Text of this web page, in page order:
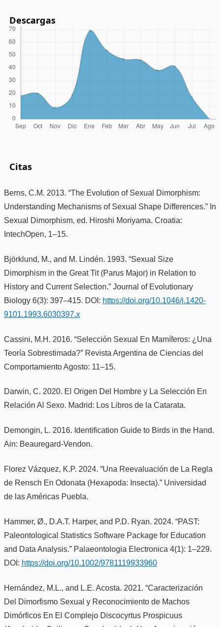
Descargas
Citas
Berns, C.M. 2013. “The Evolution of Sexual Dimorphism:
Understanding Mechanisms of Sexual Shape Differences.” In
Sexual Dimorphism, ed. Hiroshi Moriyama. Croatia:
IntechOpen, 1–15.
Björklund, M., and M. Lindén. 1993. “Sexual Size
Dimorphism in the Great Tit (Parus Major) in Relation to
History and Current Selection.” Journal of Evolutionary
Biology 6(3): 397–415. DOI: https://doi.org/10.1046/j.1420-
9101.1993.6030397.x
Cassini, M.H. 2016. “Selección Sexual En Mamíferos: ¿Una
Teoría Sobrestimada?” Revista Argentina de Ciencias del
Comportamiento Agosto: 11–15.
Darwin, C. 2020. El Origen Del Hombre y La Selección En
Relación Al Sexo. Madrid: Los Libros de la Catarata.
Demongin, L. 2016. Identification Guide to Birds in the Hand.
Ain: Beauregard-Vendon.
Florez Vázquez, K.P. 2024. “Una Reevaluación de La Regla
de Rensch En Odonata (Hexapoda: Insecta).” Universidad
de las Américas Puebla.
Hammer, Ø., D.A.T. Harper, and P.D. Ryan. 2024. “PAST:
Paleontological Statistics Software Package for Education
and Data Analysis.” Palaeontologia Electronica 4(1): 1–229.
DOI: https://doi.org/10.1002/9781119933960
Hernández, M.L., and L.E. Acosta. 2021. “Caracterización
Del Dimorfismo Sexual y Reconocimiento de Machos
Dimórficos En El Complejo Discocyrtus Prospicuus